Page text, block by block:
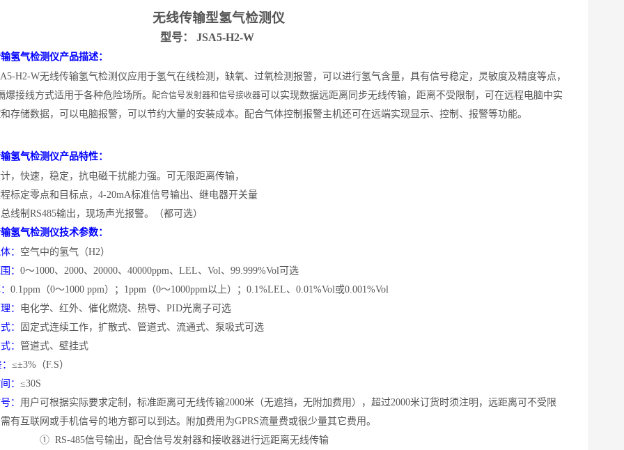
无线传输型氢气检测仪
型号： JSA5-H2-W
氢气检测仪产品描述：
H2-W无线传输氢气检测仪应用于氢气在线检测，缺氧、过氧检测报警，可以进行氢气含量，具有信号稳定，灵敏度及精度等点，
爆接线方式适用于各种危险场所。
配合信号发射器和信号接收器可以实现数据远距离同步无线传输，距离不受限制，可在远程电脑中实
存储数据，可以电脑报警，可以节约大量的安装成本。配合气体控制报警主机还可在远端实现显示、控制、报警等功能。
氢气检测仪产品特性：
，快速，稳定，抗电磁干扰能力强。可无限距离传输，
标定零点和目标点， 4-20mA标准信号输出、继电器开关量
线制 RS485输出，现场声光报警。（都可选）
氢气检测仪技术参数：
： 空气中的氢气（H2）
： 0～1000、2000、20000、40000ppm、LEL、Vol、99.999%Vol可选
0.1ppm（0～1000 ppm）；1ppm（0～1000ppm以上）；0.1%LEL、0.01%Vol或0.001%Vol
： 电化学、红外、催化燃烧、热导、 PID光离子可选
：
固定式连续工作，扩散式、管道式、流通式、泵吸式可选
： 管道式、壁挂式
≤±3%（F.S）
： ≤30S
： 用户可根据实际要求定制，标准距离可无线传输2000米（无遮挡，无附加费用），超过2000米订货时须注明，远距离可不受限
有互联网或手机信号的地方都可以到达。附加费用为GPRS流量费或很少量其它费用。
① RS-485信号输出，配合信号发射器和接收器进行远距离无线传输